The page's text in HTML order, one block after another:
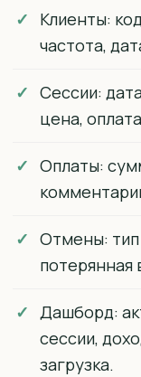
Клиенты:
частота,
Сессии:
цена,
Оплаты:
Отмены: тип
потерянная
Дашборд:
сессии,
загрузка.